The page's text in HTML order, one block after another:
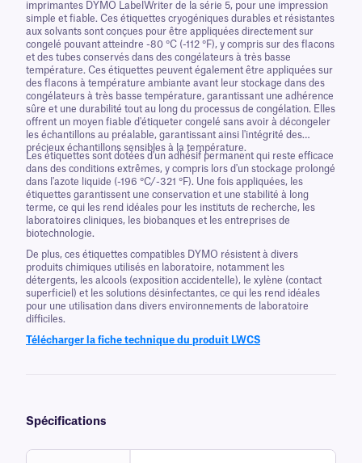
imprimantes DYMO LabelWriter de la série 5, pour une impression
simple et fiable. Ces étiquettes cryogéniques durables et résistantes
aux solvants sont conçues pour être appliquées directement sur
congelé pouvant atteindre -80 °C (-112 °F), y compris sur des flacons
et des tubes conservés dans des congélateurs à très basse
température. Ces étiquettes peuvent également être appliquées sur
des flacons à température ambiante avant leur stockage dans des
congélateurs à très basse température, garantissant une adhérence
sûre et une durabilité tout au long du processus de congélation. Elles
offrent un moyen fiable d'étiqueter congelé sans avoir à décongeler
les échantillons au préalable, garantissant ainsi l'intégrité des
précieux échantillons sensibles à la température.
Les étiquettes sont dotées d'un adhésif permanent qui reste efficace
dans des conditions extrêmes, y compris lors d'un stockage prolongé
dans l'azote liquide (-196 °C/-321 °F). Une fois appliquées, les
étiquettes garantissent une conservation et une stabilité à long
terme, ce qui les rend idéales pour les instituts de recherche, les
laboratoires cliniques, les biobanques et les entreprises de
biotechnologie.
De plus, ces étiquettes compatibles DYMO résistent à divers
produits chimiques utilisés en laboratoire, notamment les
détergents, les alcools (exposition accidentelle), le xylène (contact
superficiel) et les solutions désinfectantes, ce qui les rend idéales
pour une utilisation dans divers environnements de laboratoire
difficiles.
Télécharger la fiche technique du produit LWCS
Spécifications